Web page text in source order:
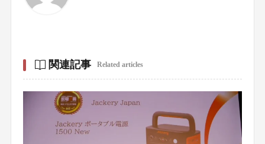
関連記事 Related articles